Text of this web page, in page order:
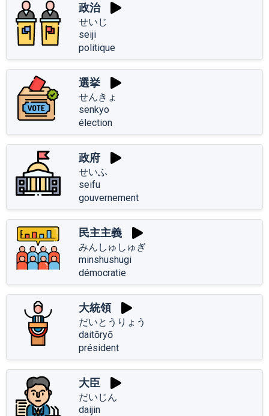
政治
せいじ
seiji
politique
選挙
せんきょ
senkyo
élection
政府
せいふ
seifu
gouvernement
民主主義
みんしゅしゅぎ
minshushugi
démocratie
大統領
だいとうりょう
daitōryō
président
大臣
だいじん
daijin